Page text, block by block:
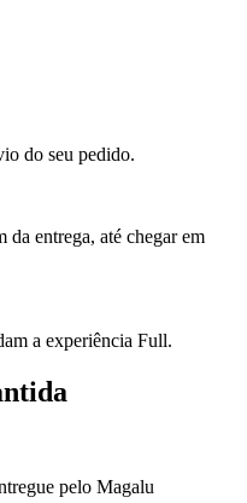
do seu pedido.
entrega, até chegar em
a experiência Full.
pelo Magalu